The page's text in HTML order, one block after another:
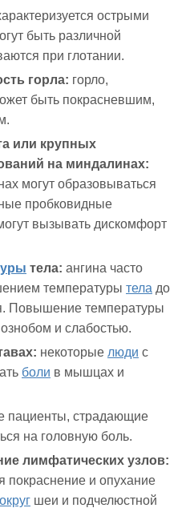
острыми
быть различной
при глотании.
горла: горло,
быть покрасневшим,
или крупных
на миндалинах:
могут образовываться
пробковидные
вызывать дискомфорт
тела: ангина часто
температуры тела до
Повышение температуры
и слабостью.
некоторые люди с
боли в мышцах и
пациенты, страдающие
на головную боль.
лимфатических узлов:
покраснение и опухание
шеи и подчелюстной